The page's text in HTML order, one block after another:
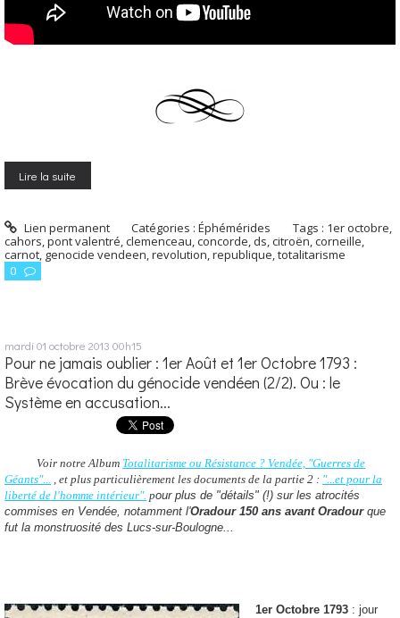
Lire la suite
Lien permanent Catégories :Éphémérides Tags : 1er octobre,
cahors,pont valentré,clemenceau,concorde, ds,citroën,corneille,
carnot, genocide vendeen,revolution,republique,totalitarisme
0
mardi 01 octobre 2013 00h15
Pour ne jamais oublier : 1er Août et 1er Octobre 1793 :
Brève évocation du génocide vendéen (2/2). Ou : le
Système en accusation...
Voir notre Album Totalitarisme ou Résistance ? Vendée, "Guerres de
Géants"... , et plus particulièrement les documents de la partie 2 : "...et pour la
liberté de l'homme intérieur". pour plus de "détails" (!) sur les atrocités
commises en Vendée, notamment l'Oradour 150 ans avant Oradourque
fut la monstruosité des Lucs-sur-Boulogne...
1er Octobre 1793 : jour